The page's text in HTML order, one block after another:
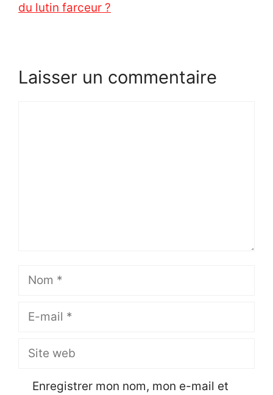
du lutin farceur ?
Laisser un commentaire
Nom
E-
Site
Enregistrer mon nom, mon e-mail et